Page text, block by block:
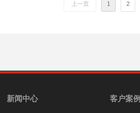
上一页 1 2
新闻中心 客户案例